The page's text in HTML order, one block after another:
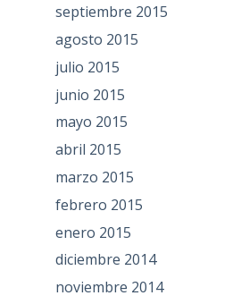
septiembre 2015
agosto 2015
julio 2015
junio 2015
mayo 2015
abril 2015
marzo 2015
febrero 2015
enero 2015
diciembre 2014
noviembre 2014